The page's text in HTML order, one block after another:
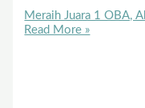
Meraih Juara 1 OBA,
Read More »